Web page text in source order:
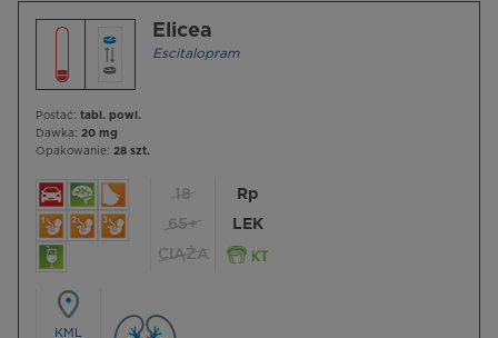
Elicea
Escitalopram
Postać: tabl. powl.
Dawka: 20 mg
Opakowanie: 28 szt.
18
65+
CIĄŻA
Rp
LEK
KML